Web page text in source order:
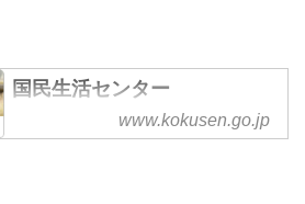
国民生活センター
www.kokusen.go.jp